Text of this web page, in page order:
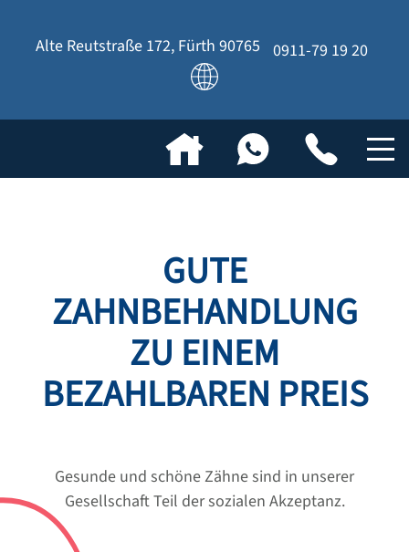
Alte Reutstraße 172, Fürth 90765 0911-79 19 20
GUTE
ZAHNBEHANDLUNG
ZU EINEM
BEZAHLBAREN PREIS
Gesunde und schöne Zähne sind in unserer
Gesellschaft Teil der sozialen Akzeptanz.